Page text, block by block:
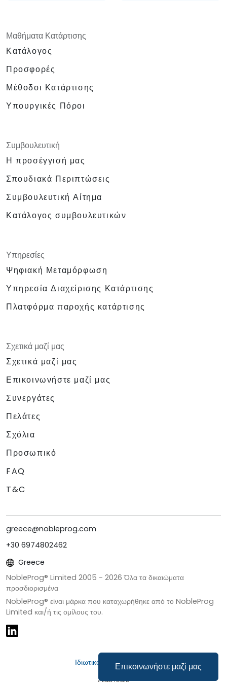
Επικοινωνήστε μαζί μας
επαναχρησιμοποιήσιμο κώδικα.
Μαθήματα Κατάρτισης
Κατάλογος
Προσφορές
Μέθοδοι Κατάρτισης
Υπουργικές Πόροι
Συμβουλευτική
Η προσέγγισή μας
Σπουδιακά Περιπτώσεις
Συμβουλευτική Αίτημα
Κατάλογος συμβουλευτικών
Υπηρεσίες
Ψηφιακή Μεταμόρφωση
Υπηρεσία Διαχείρισης Κατάρτισης
Πλατφόρμα παροχής κατάρτισης
Σχετικά μαζί μας
Σχετικά μαζί μας
Επικοινωνήστε μαζί μας
Συνεργάτες
Πελάτες
Σχόλια
Προσωπικό
FAQ
T&C
greece@nobleprog.com
+30 6974802462
Greece
NobleProg® Limited 2005 - 2026 Όλα τα δικαιώματα
προσδιορισμένα
NobleProg® είναι μάρκα που καταχωρήθηκε από το NobleProg
Limited και/ή τις ομίλους του.
Ιδιωτικότητα & Cookies